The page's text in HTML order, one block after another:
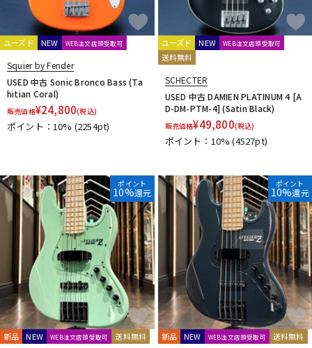
ユーズド NEW WEB注文店頭受取可
Squier by Fender
USED 中古 Sonic Bronco Bass (Ta
hitian Coral)
販売価格¥24,800(税込)
ポイント：10% (2254pt)
ユーズド NEW WEB注文店頭受取可
送料無料
SCHECTER
USED 中古 DAMIEN PLATINUM 4 [A
D-DM-PTM-4] (Satin Black)
販売価格¥49,800(税込)
ポイント：10%(4527pt)
ポイント
10%還元
新品 NEW WEB注文店頭受取可 送料無料
ポイント
10%還元
新品 NEW WEB注文店頭受取可 送料無料